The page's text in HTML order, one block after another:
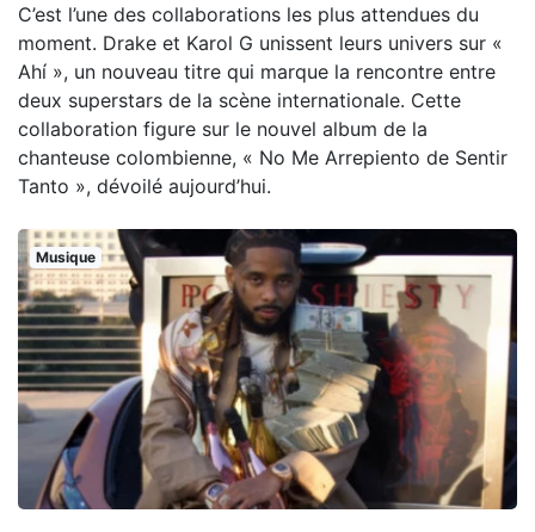
C’est l’une des collaborations les plus attendues du
moment. Drake et Karol G unissent leurs univers sur «
Ahí », un nouveau titre qui marque la rencontre entre
deux superstars de la scène internationale. Cette
collaboration figure sur le nouvel album de la
chanteuse colombienne, « No Me Arrepiento de Sentir
Tanto », dévoilé aujourd’hui.
Musique